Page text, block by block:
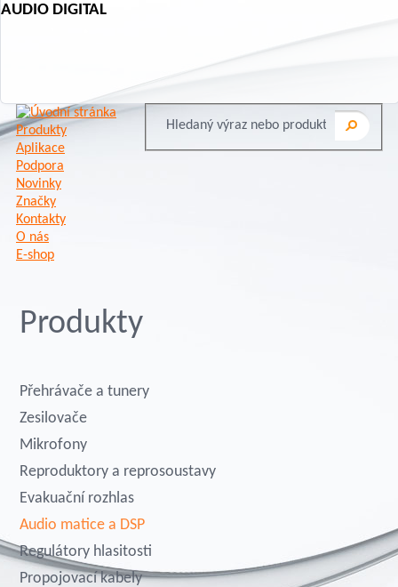
AUDIO DIGITAL
Produkty
Aplikace
Podpora
Novinky
Značky
Kontakty
O nás
E-shop
Produkty
Přehrávače a tunery
Zesilovače
Mikrofony
Reproduktory a reprosoustavy
Evakuační rozhlas
Audio matice a DSP
Regulátory hlasitosti
Propojovací kabely